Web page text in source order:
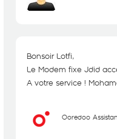
Bonsoir Lotfi,
Le Modem fixe Jdid
A votre service !
Ooredoo